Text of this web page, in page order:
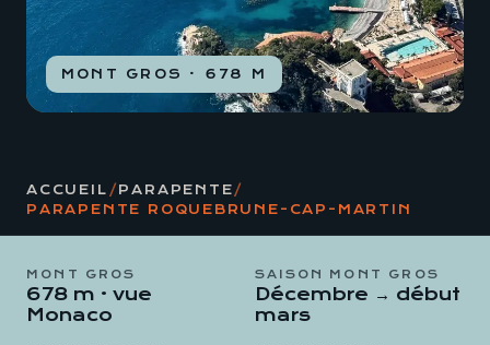
MONT GROS · 678 M
ACCUEIL / PARAPENTE /
PARAPENTE ROQUEBRUNE-CAP-MARTIN
MONT GROS
678 m · vue
Monaco
SAISON MONT GROS
Décembre → début
mars